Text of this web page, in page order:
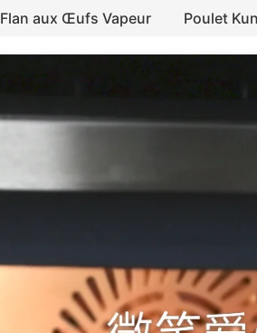
Flan aux Œufs Vapeur Poulet